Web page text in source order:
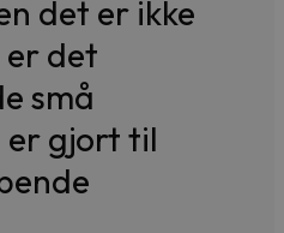
det er ikke
er det
små
er gjort til